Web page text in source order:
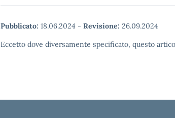
Pubblicato: 18.06.2024 - Revisione: 26.09.2024
Eccetto dove diversamente specificato, questo